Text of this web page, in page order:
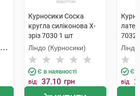
Курносики Соска
кругла силіконова X-
зріз 7030 1 шт
Ліндо (Курносики)
Є в наявності
від 37.10 грн
7032
Є в
від